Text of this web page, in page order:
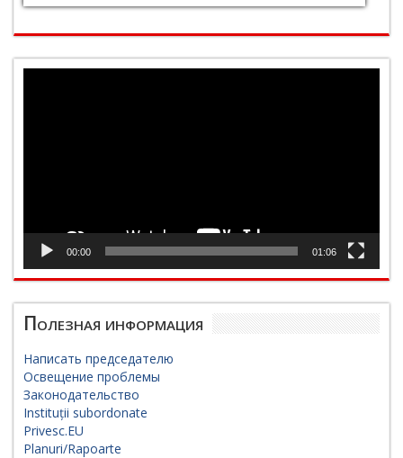
00:00 01:06
Полезная информация
Написать председателю
Освещение проблемы
Законодательство
Instituții subordonate
Privesc.EU
Planuri/Rapoarte